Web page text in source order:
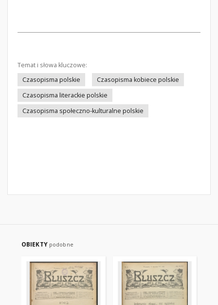
Temat i słowa kluczowe:
Czasopisma polskie
Czasopisma kobiece polskie
Czasopisma literackie polskie
Czasopisma społeczno-kulturalne polskie
OBIEKTY podobne